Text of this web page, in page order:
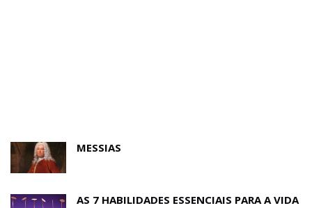
MESSIAS
AS 7 HABILIDADES ESSENCIAIS PARA A VIDA